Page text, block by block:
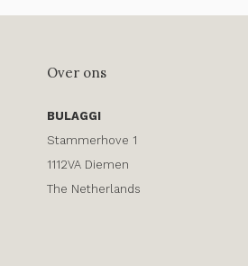
Over ons
BULAGGI
Stammerhove 1
1112VA Diemen
The Netherlands